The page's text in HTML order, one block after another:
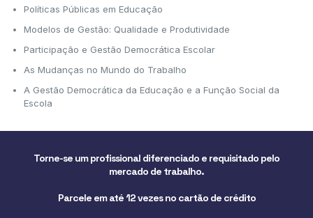
Políticas Públicas em Educação
Modelos de Gestão: Qualidade e Produtividade
Participação e Gestão Democrática Escolar
As Mudanças no Mundo do Trabalho
A Gestão Democrática da Educação e a Função Social da
Escola
Torne-se um profissional diferenciado e requisitado pelo
mercado de trabalho.
Parcele em até 12 vezes no cartão de crédito